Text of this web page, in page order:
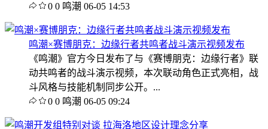
0 0 鸣潮 06-05 14:53
鸣潮×赛博朋克：边缘行者共鸣者战斗演示视频发布
《鸣潮》官方今日发布了与《赛博朋克：边缘行者》联
动共鸣者的战斗演示视频，本次联动角色正式亮相，战
斗风格与技能机制同步公开。...
0 0 鸣潮 06-05 09:24